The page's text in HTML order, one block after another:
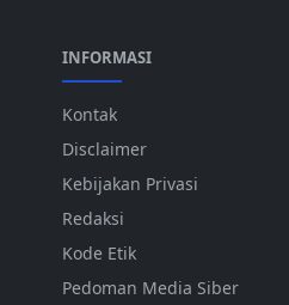
INFORMASI
Kontak
Disclaimer
Kebijakan Privasi
Redaksi
Kode Etik
Pedoman Media Siber